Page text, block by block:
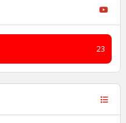
23